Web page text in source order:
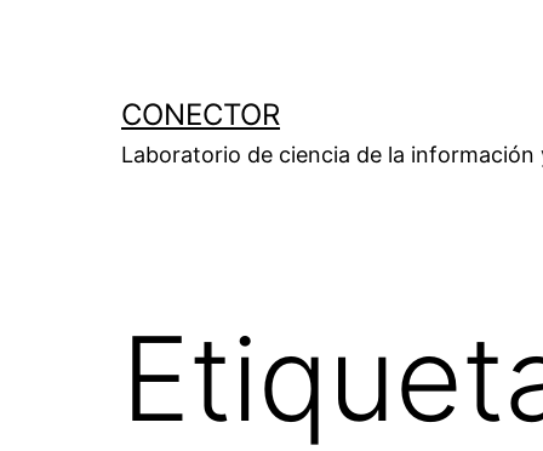
CONECTOR
Laboratorio de ciencia de la información